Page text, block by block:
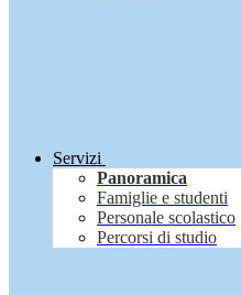
Servizi
Panoramica
Famiglie e studenti
Personale scolastico
Percorsi di studio